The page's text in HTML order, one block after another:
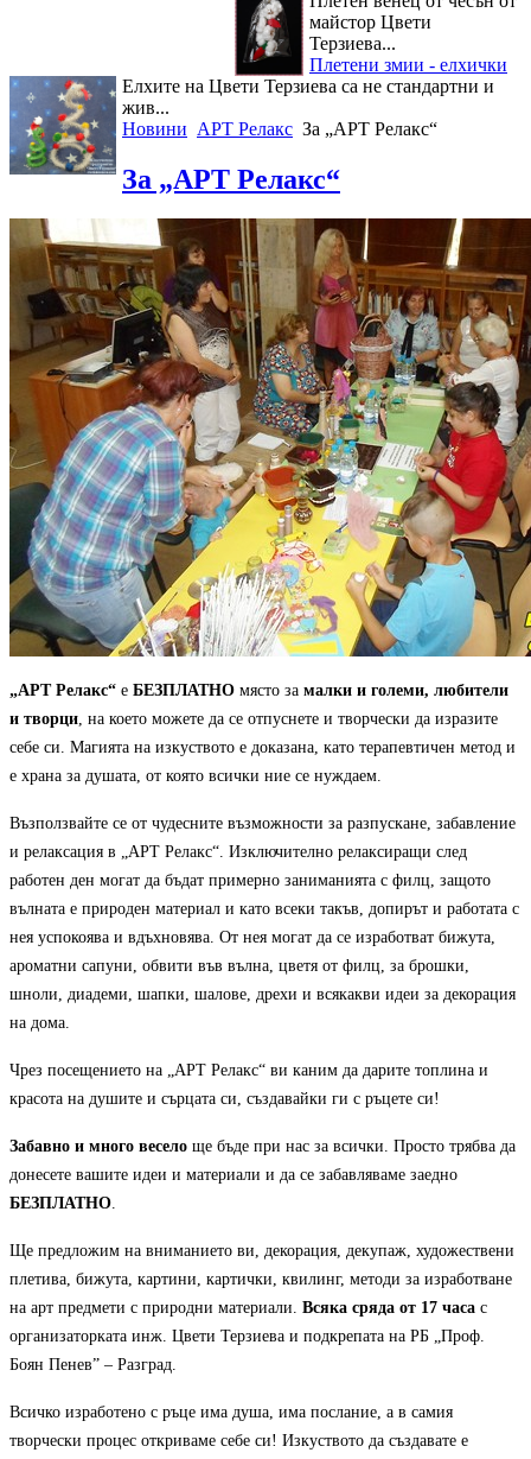
майстор Цвети
Терзиева...
Плетени змии - елхички
Елхите на Цвети Терзиева са не стандартни и
жив...
Новини АРТ Релакс За „АРТ Релакс“
За „АРТ Релакс“
„АРТ Релакс“ е БЕЗПЛАТНО място за малки и големи, любители
и творци, на което можете да се отпуснете и творчески да изразите
себе си. Магията на изкуството е доказана, като терапевтичен метод и
е храна за душата, от която всички ние се нуждаем.
Възползвайте се от чудесните възможности за разпускане, забавление
и релаксация в „АРТ Релакс“. Изключително релаксиращи след
работен ден могат да бъдат примерно заниманията с филц, защото
вълната е природен материал и като всеки такъв, допирът и работата с
нея успокоява и вдъхновява. От нея могат да се изработват бижута,
ароматни сапуни, обвити във вълна, цветя от филц, за брошки,
шноли, диадеми, шапки, шалове, дрехи и всякакви идеи за декорация
на дома.
Чрез посещението на „АРТ Релакс“ ви каним да дарите топлина и
красота на душите и сърцата си, създавайки ги с ръцете си!
Забавно и много весело ще бъде при нас за всички. Просто трябва да
донесете вашите идеи и материали и да се забавляваме заедно
БЕЗПЛАТНО.
Ще предложим на вниманието ви, декорация, декупаж, художествени
плетива, бижута, картини, картички, квилинг, методи за изработване
на арт предмети с природни материали. Всяка сряда от 17 часа с
организаторката инж. Цвети Терзиева и подкрепата на РБ „Проф.
Боян Пенев” – Разград.
Всичко изработено с ръце има душа, има послание, а в самия
творчески процес откриваме себе си! Изкуството да създавате е